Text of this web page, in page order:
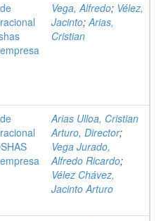
Vega, Alfredo; Vélez,
Jacinto;Arias,
Cristian
Arias Ulloa, Cristian
Arturo, Director;
Vega Jurado,
Alfredo Ricardo;
Vélez Chávez,
Jacinto Arturo